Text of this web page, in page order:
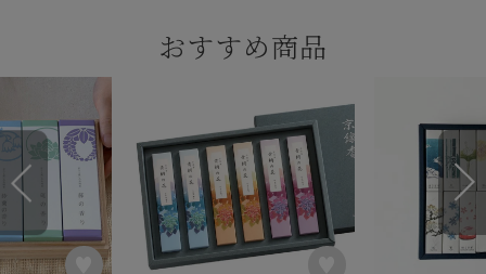
おすすめ商品